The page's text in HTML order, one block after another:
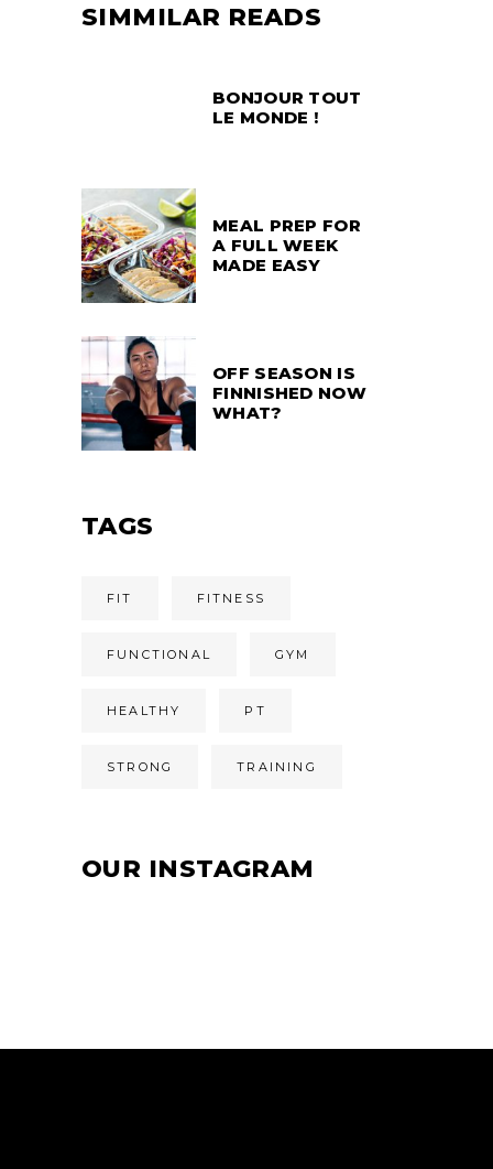
SIMMILAR READS
BONJOUR TOUT
LE MONDE !
MEAL PREP FOR
A FULL WEEK
MADE EASY
OFF SEASON IS
FINNISHED NOW
WHAT?
TAGS
FIT FITNESS
FUNCTIONAL GYM
HEALTHY PT
STRONG TRAINING
OUR INSTAGRAM